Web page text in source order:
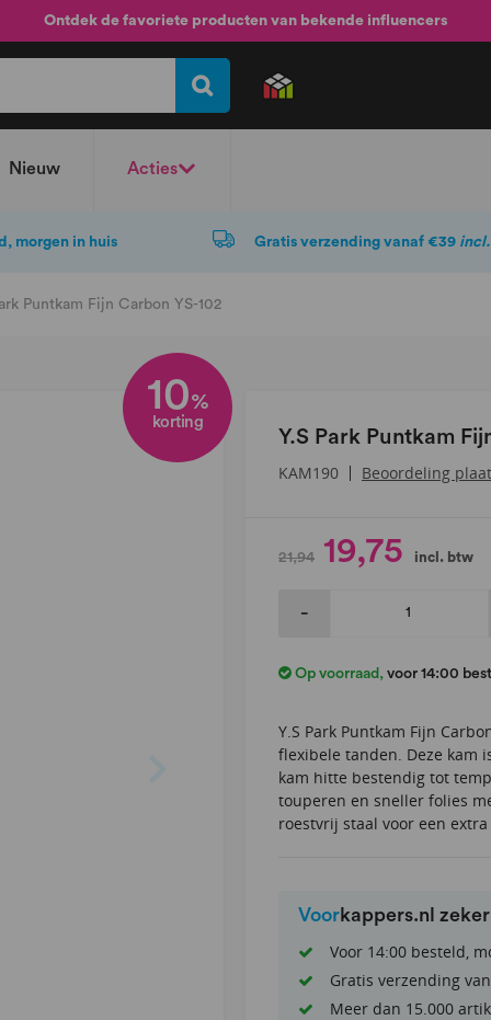
Ontdek de favoriete producten van bekende influencers
Nieuw Acties
morgen in huis Gratis verzending vanaf €39
Puntkam Fijn Carbon YS-102
Y.S Park Puntkam
KAM190 Beoordeling
Op voorraad , voor 14:00
19,75
21,94 incl. btw
-
Y.S Park Puntkam Fijn
flexibele tanden. Deze kam
kam hitte bestendig tot
touperen en sneller folies
roestvrij staal voor een
Voorkappers.nl
Voor 14:00 besteld,
Gratis verzending
Meer dan 15.000
10%
korting